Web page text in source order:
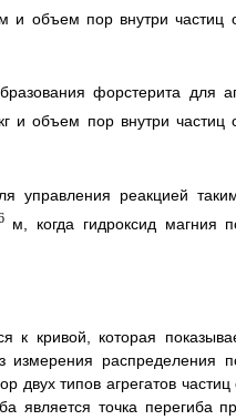
и объем пор внутри частиц
форстерита для
и объем пор внутри частиц
управления реакцией
м, когда гидроксид магния
к кривой, которая
распределения
типов агрегатов частиц
является точка перегиба